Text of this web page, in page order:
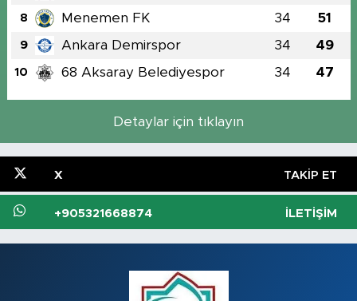
8 Menemen FK 34 51
9 Ankara Demirspor 34 49
10 68 Aksaray Belediyespor 34 47
Detaylar için tıklayın
X TAKIP ET
+905321668874 İLETIŞIM